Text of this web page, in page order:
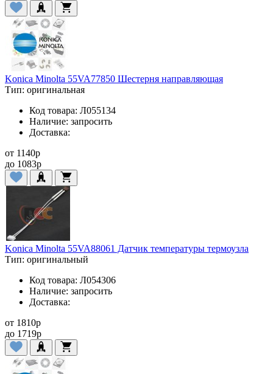
Konica Minolta 55VA77850 Шестерня направляющая
Тип: оригинальная
Код товара: Л055134
Наличие: запросить
Доставка:
от 1140p
до 1083p
Konica Minolta 55VA88061 Датчик температуры термоузла
Тип: оригинальный
Код товара: Л054306
Наличие: запросить
Доставка:
от 1810p
до 1719p